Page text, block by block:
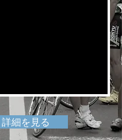
詳細を見る